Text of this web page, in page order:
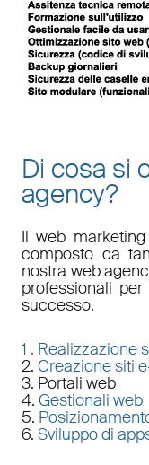
Di cosa si
agency?
Ilweb marketing
composto da
nostra web
professionali
successo.
1 . Realizzazione
2. Creazione siti
3. Portali web
4. Gestionali web
5.
6. Sviluppo di